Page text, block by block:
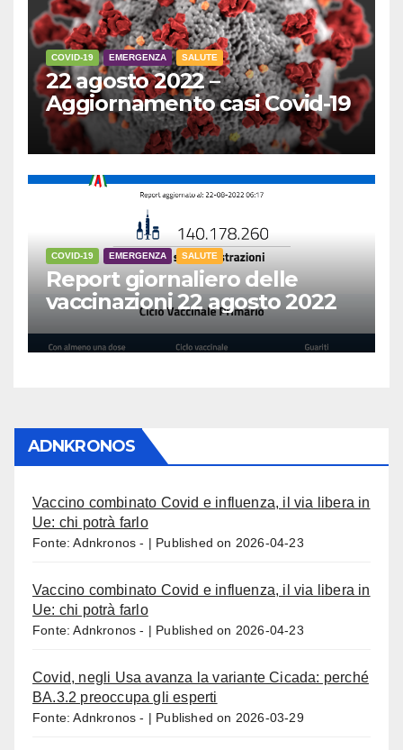
COVID-19 EMERGENZA SALUTE
22 agosto 2022 –
Aggiornamento casi Covid-19
COVID-19 EMERGENZA SALUTE
Report giornaliero delle
vaccinazioni 22 agosto 2022
ADNKRONOS
Vaccino combinato Covid e influenza, il via libera in
Ue: chi potrà farlo
Fonte: Adnkronos - Published on 2026-04-23
Vaccino combinato Covid e influenza, il via libera in
Ue: chi potrà farlo
Fonte: Adnkronos - Published on 2026-04-23
Covid, negli Usa avanza la variante Cicada: perché
BA.3.2 preoccupa gli esperti
Fonte: Adnkronos - Published on 2026-03-29